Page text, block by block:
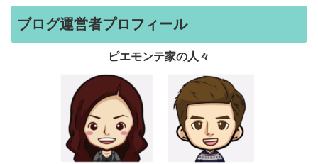
ブログ運営者プロフィール
ピエモンテ家の人々